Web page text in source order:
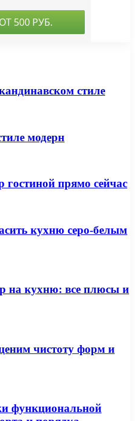
стиле
модерн
гостиной прямо сейчас
кухню серо-белым
на кухню: все плюсы и
чистоту форм и
функциональной